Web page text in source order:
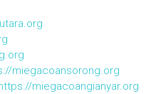
miegacoansorong.org
miegacoangianyar.org